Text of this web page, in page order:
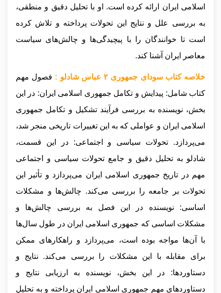
اسلامی ایران ارائه کرده است. او با تحلیل دقیق و منطقی،
به بررسی علل و نتایج این تحولات پرداخته و تلاش کرده
است تا خوانندگان را با پیچیدگی‌ها و چالش‌های سیاست
معاصر ایران آشنا کند.
خلاصه کتاب سودای جمهوری ۲ عباس شادلو :
فصول مهم
کتاب شامل: پیدایش و تکامل جمهوری اسلامی ایران: در این
بخش، نویسنده به بررسی فرآیند تشکیل و تکامل جمهوری
اسلامی ایران و عواملی که به این تغییرات تاریخی منجر شد،
می‌پردازد. تحولات سیاسی و اجتماعی: در این قسمت،
شادلو به تحلیل دقیق و جامع تحولات سیاسی و اجتماعی
مهم در تاریخ جمهوری اسلامی ایران می‌پردازد و تأثیر این
تحولات بر جامعه را بررسی می‌کند. چالش‌ها و مشکلات
اساسی: نویسنده در این فصل به بررسی چالش‌ها و
مشکلات اساسی که جمهوری اسلامی ایران در طول سال‌ها
با آن‌ها مواجه بوده است، می‌پردازد و راهکارهای ممکن
برای مقابله با این مشکلات را بررسی می‌کند. نتایج و
دستاوردها: در این بخش، نویسنده به ارزیابی نتایج و
دستاوردهای مهم جمهوری اسلامی ایران پرداخته و به تحلیل